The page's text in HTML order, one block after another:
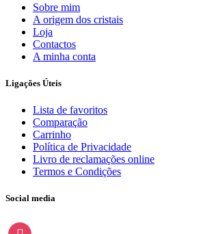
Sobre mim
A origem dos cristais
Loja
Contactos
A minha conta
Ligações Úteis
Lista de favoritos
Comparação
Carrinho
Política de Privacidade
Livro de reclamações online
Termos e Condições
Social media
instagram